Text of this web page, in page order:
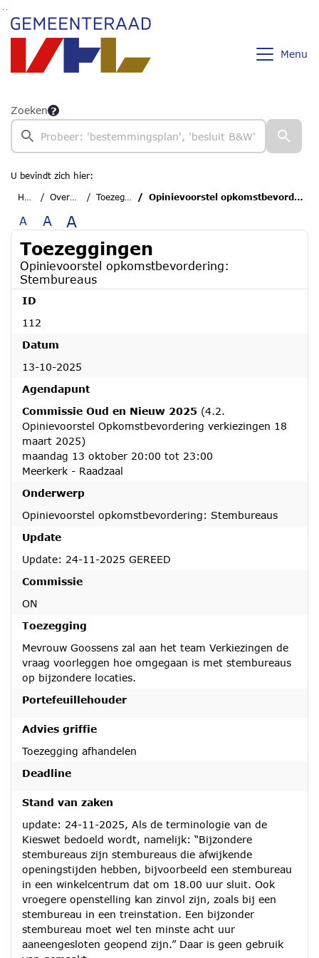
Ga naar de inhoud van deze pagina
Ga naar het zoeken
Ga naar het menu
Menu
Zoeken
U bevindt zich hier:
Home
Overzichten Toezeggingen Opinievoorstel opkomstbevordering: Stembureaus
A A A
Toezeggingen
Opinievoorstel opkomstbevordering:
Stembureaus
ID
112
Datum
13-10-2025
Agendapunt
Commissie Oud en Nieuw 2025 (4.2.
Opinievoorstel Opkomstbevordering verkiezingen 18
maart 2025)
maandag 13 oktober 20:00 tot 23:00
Meerkerk - Raadzaal
Onderwerp
Opinievoorstel opkomstbevordering: Stembureaus
Update
Update: 24-11-2025 GEREED
Commissie
ON
Toezegging
Mevrouw Goossens zal aan het team Verkiezingen de
vraag voorleggen hoe omgegaan is met stembureaus
op bijzondere locaties.
Portefeuillehouder
Advies griffie
Toezegging afhandelen
Deadline
Stand van zaken
update: 24-11-2025, Als de terminologie van de
Kieswet bedoeld wordt, namelijk: “Bijzondere
stembureaus zijn stembureaus die afwijkende
openingstijden hebben, bijvoorbeeld een stembureau
in een winkelcentrum dat om 18.00 uur sluit. Ook
vroegere openstelling kan zinvol zijn, zoals bij een
stembureau in een treinstation. Een bijzonder
stembureau moet wel ten minste acht uur
aaneengesloten geopend zijn.” Daar is geen gebruik